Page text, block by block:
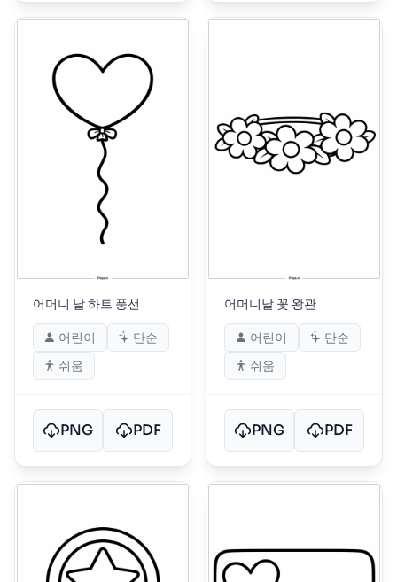
어머니 날 하트 풍선
어린이
단순
쉬움
PNG PDF
어머니날 꽃 왕관
어린이
단순
쉬움
PNG PDF